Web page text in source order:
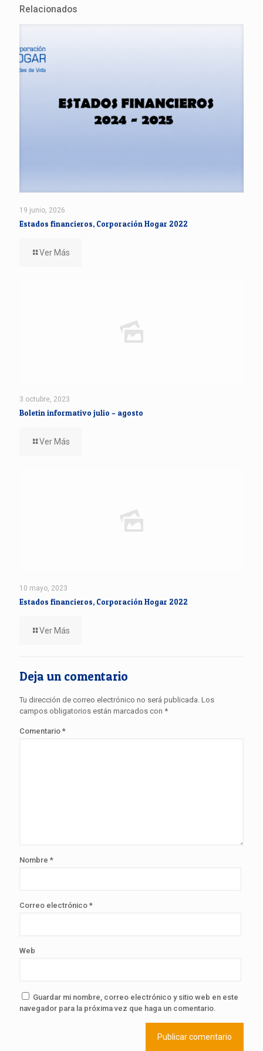
Relacionados
19 junio, 2026
Estados financieros, Corporación Hogar 2022
Ver Más
3 octubre, 2023
Boletin informativo julio – agosto
Ver Más
10 mayo, 2023
Estados financieros, Corporación Hogar 2022
Ver Más
Deja un comentario
Tu dirección de correo electrónico no será publicada. Los
campos obligatorios están marcados con *
Comentario *
Nombre *
Correo electrónico *
Web
Guardar mi nombre, correo electrónico y sitio web en este
navegador para la próxima vez que haga un comentario.